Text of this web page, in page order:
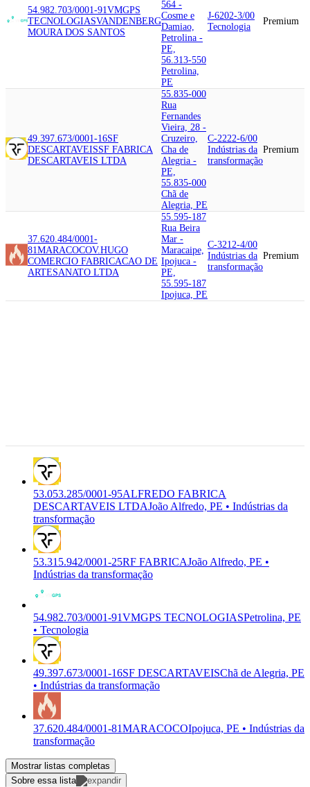
54.982.703/0001-91VMGPS
TECNOLOGIASVANDENBERG
MOURA DOS SANTOS
564 -
Cosme e
Damiao,
Petrolina -
PE,
56.313-550
Petrolina,
PE
J-6202-3/00
Tecnologia
Premium
49.397.673/0001-16SF
DESCARTAVEISSF FABRICA
DESCARTAVEIS LTDA
55.835-000
Rua
Fernandes
Vieira, 28 -
Cruzeiro,
Cha de
Alegria -
PE,
55.835-000
Chã de
Alegria, PE
C-2222-6/00
Indústrias da
transformação
Premium
37.620.484/0001-
81MARACOCOV.HUGO
COMERCIO FABRICACAO DE
ARTESANATO LTDA
55.595-187
Rua Beira
Mar -
Maracaipe,
Ipojuca -
PE,
55.595-187
Ipojuca, PE
C-3212-4/00
Indústrias da
transformação
Premium
53.053.285/0001-95ALFREDO FABRICA
DESCARTAVEIS LTDAJoão Alfredo, PE • Indústrias da
transformação
53.315.942/0001-25RF FABRICAJoão Alfredo, PE •
Indústrias da transformação
54.982.703/0001-91VMGPS TECNOLOGIASPetrolina, PE
• Tecnologia
49.397.673/0001-16SF DESCARTAVEISChã de Alegria, PE
• Indústrias da transformação
37.620.484/0001-81MARACOCOIpojuca, PE • Indústrias da
transformação
Mostrar listas completas
Sobre essa lista